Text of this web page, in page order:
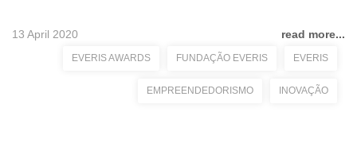
13 April 2020 read more...
EVERIS AWARDS FUNDAÇÃO EVERIS EVERIS
EMPREENDEDORISMO INOVAÇÃO